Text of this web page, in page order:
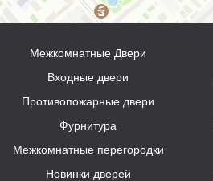
Межкомнатные Двери
Входные двери
Противопожарные двери
Фурнитура
Межкомнатные перегородки
Новинки дверей